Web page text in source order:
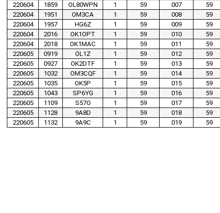
220604
1859 OL80WPN 1 59 007
59
220604
1951 OM3CA 1 59 008
59
220604
1957 HG6Z 1 59 009
59
220604
2016 OK1OPT 1 59 010
59
220604
2018 OK1MAC 1 59 011
59
220605
0919 OL1Z 1 59 012
59
220605
0927 OK2DTF 1 59 013
59
220605
1032 OM3CQF 1 59 014
59
220605
1035 OK5P 1 59 015
59
220605
1043 SP6YG 1 59 016
59
220605
1109 S57O 1 59 017
59
220605
1128 9A8D 1 59 018
59
220605
1132 9A9C 1 59 019 59